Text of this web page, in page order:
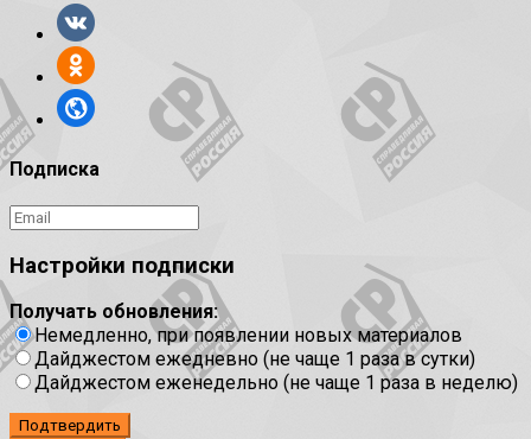
Подписка
Настройки подписки
Получать обновления:
Немедленно, при появлении новых материалов
Дайджестом ежедневно (не чаще 1 раза в сутки)
Дайджестом еженедельно (не чаще 1 раза в неделю)
Подтвердить